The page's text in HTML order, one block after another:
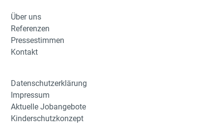
Über uns
Referenzen
Pressestimmen
Kontakt
Datenschutzerklärung
Impressum
Aktuelle Jobangebote
Kinderschutzkonzept